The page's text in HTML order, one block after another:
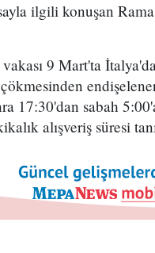
ilgili konuşan
9 Mart'ta
17:30'dan sabah
alışveriş süresi